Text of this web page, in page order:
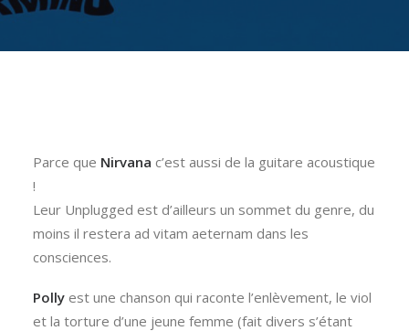
Parce que Nirvana c’est aussi de la guitare acoustique
!
Leur Unplugged est d’ailleurs un sommet du genre, du
moins il restera ad vitam aeternam dans les
consciences.
Polly est une chanson qui raconte l’enlèvement, le viol
et la torture d’une jeune femme (fait divers s’étant